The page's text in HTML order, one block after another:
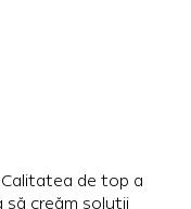
de top a
să creăm soluții